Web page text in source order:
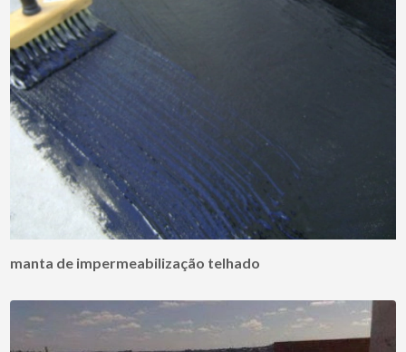
manta de impermeabilização telhado